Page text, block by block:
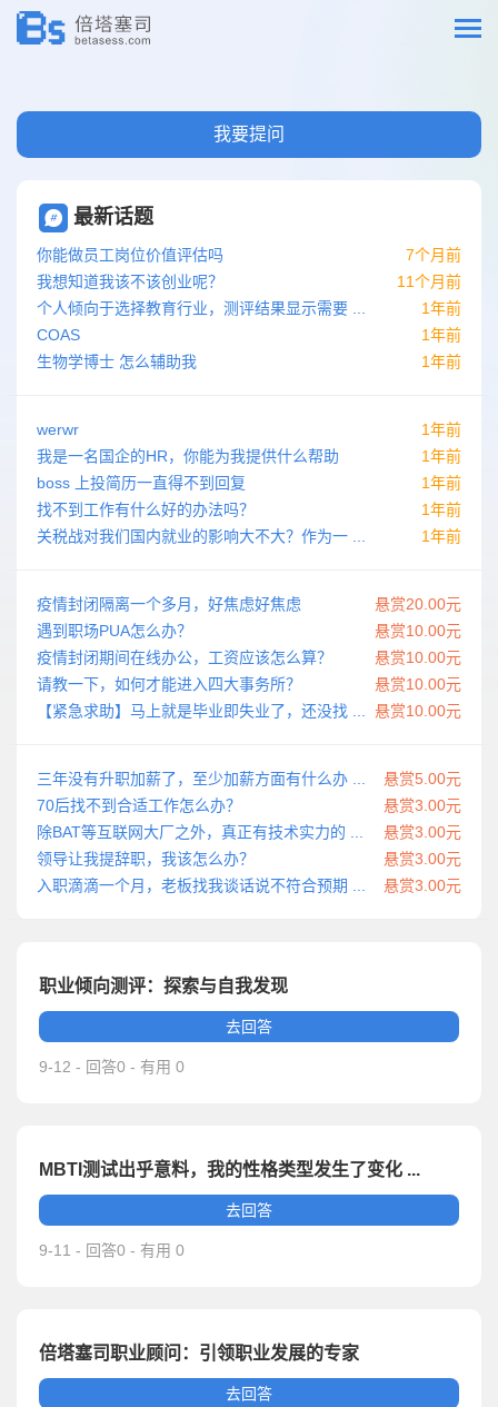
我要提问
最新话题
7个月前
你能做员工岗位价值评估吗
11个月前
我想知道我该不该创业呢？
1年前
个人倾向于选择教育行业，测评结果显示需要 ...
1年前
COAS
1年前
生物学博士 怎么辅助我
1年前
werwr
1年前
我是一名国企的HR，你能为我提供什么帮助
1年前
boss 上投简历一直得不到回复
1年前
找不到工作有什么好的办法吗？
1年前
关税战对我们国内就业的影响大不大？作为一 ...
悬赏20.00元
疫情封闭隔离一个多月，好焦虑好焦虑
悬赏10.00元
遇到职场PUA怎么办？
悬赏10.00元
疫情封闭期间在线办公，工资应该怎么算？
悬赏10.00元
请教一下，如何才能进入四大事务所？
悬赏10.00元
【紧急求助】马上就是毕业即失业了，还没找 ...
悬赏5.00元
三年没有升职加薪了，至少加薪方面有什么办 ...
悬赏3.00元
70后找不到合适工作怎么办？
悬赏3.00元
除BAT等互联网大厂之外，真正有技术实力的 ...
悬赏3.00元
领导让我提辞职，我该怎么办？
悬赏3.00元
入职滴滴一个月，老板找我谈话说不符合预期 ...
职业倾向测评：探索与自我发现
去回答
9-12 - 回答0 - 有用 0
MBTI测试出乎意料，我的性格类型发生了变化 ...
去回答
9-11 - 回答0 - 有用 0
倍塔塞司职业顾问：引领职业发展的专家
去回答